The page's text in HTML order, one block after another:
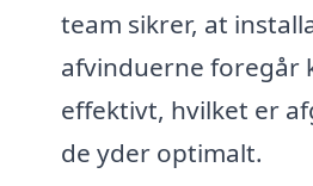
team sikrer, at
afvinduerne foregår
effektivt, hvilket er
de yder optimalt.